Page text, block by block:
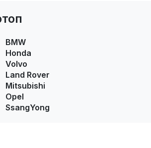
BMW
Honda
Volvo
Land Rover
Mitsubishi
Opel
SsangYong